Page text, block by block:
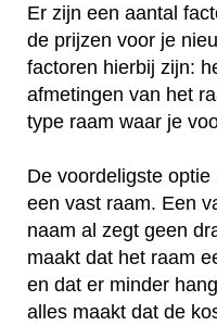
Er zijn een aantal
de prijzen voor je
factoren hierbij zijn:
afmetingen van het
type raam waar je
De voordeligste
een vast raam. Een
naam al zegt geen
maakt dat het raam
en dat er minder
alles maakt dat de